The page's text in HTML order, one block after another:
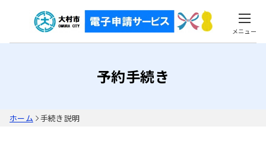
メニュー
予約手続き
ホーム 手続き説明